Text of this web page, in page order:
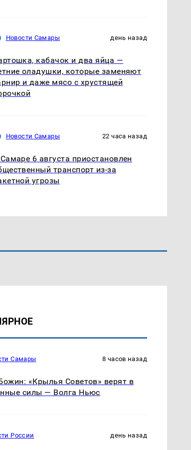
Новости Самары день назад
кабачок и два яйца —
оладушки, которые заменяют
и даже мясо с хрустящей
Новости Самары 22 часа назад
6 августа приостановлен
транспорт из-за
угрозы
Самары 8 часов назад
«Крылья Советов» верят в
силы — Волга Ньюс
России день назад